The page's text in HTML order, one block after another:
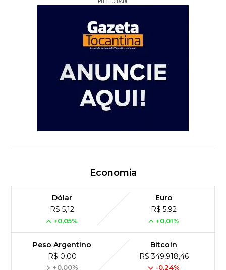
PUBLICIDADE
Economia
Dólar
R$ 5,12
+0,05%
Euro
R$ 5,92
+0,01%
Peso Argentino
R$ 0,00
+0,00%
Bitcoin
R$ 349,918,46
-0,24%